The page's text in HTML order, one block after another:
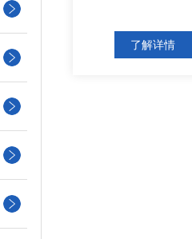
了解详情